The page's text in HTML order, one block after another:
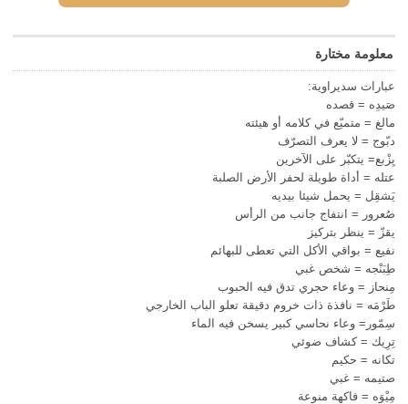
معلومة مختارة
عبارات سديراوية:
صَيدِه = قصده
مالغ = متميّع في كلامه أو هيئته
دبّوج = لا يعرف التصرّف
يِزْبع= يتكبّر على الآخرين
عتله = أداة طويلة لحفر الأرض الصلبة
يَشقِل = يحمل شيئا بيديه
صُعرور = انتفاج جانب من الرأس
يقزّ = ينظر بتركيز
نفيع = بواقي الأكل التي تعطى للبهائم
طِبَنْجه = شخص غبي
مِنحاز = وعاء حجري تدق فيه الحبوب
طَرْمَه = نافذة ذات خروم دقيقة تعلو الباب الخارجي
سِمّور= وعاء نحاسي كبير يسخن فيه الماء
تِرِيك = كشاف ضوئي
تكانه = حكيم
صتيمه = غبي
مِيْوَه = فاكهة منوعة